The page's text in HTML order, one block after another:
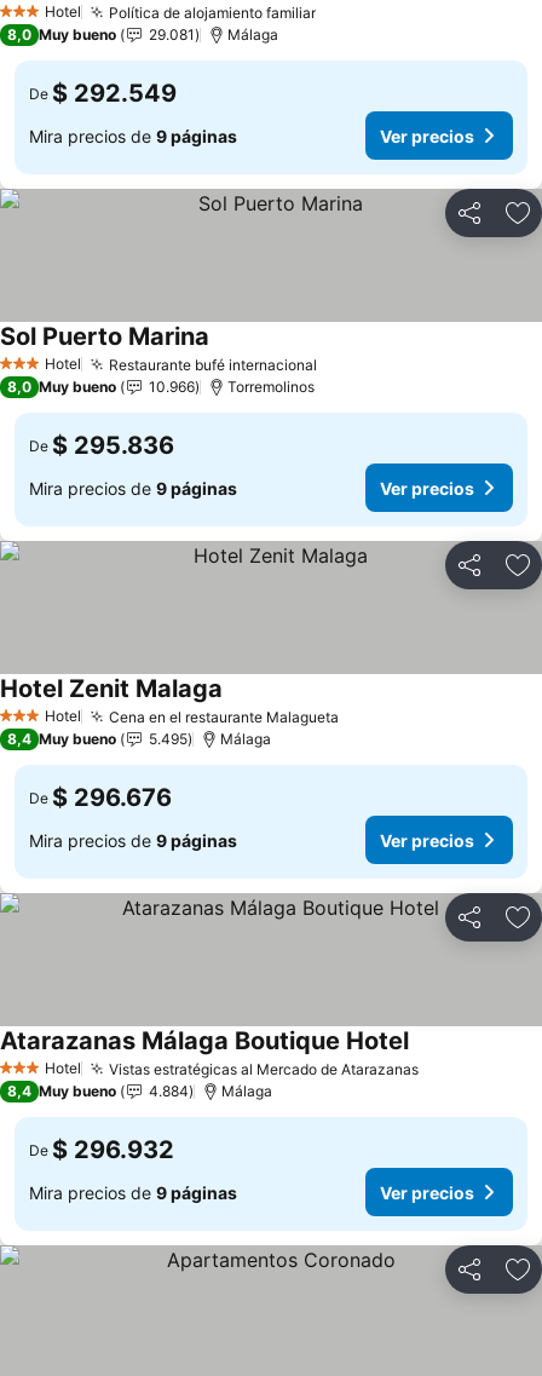
3 Estrellas
Hotel Política de alojamiento familiarVer precios
8,0 Muy bueno 29.081 Málaga
De $ 292.549
Mira precios de 9 páginas Ver precios
Compartir
3 Estrellas
Hotel Restaurante bufé internacional
Sol Puerto Marina
8,0 Muy bueno 10.966 Torremolinos
De $ 295.836
Mira precios de 9 páginas Ver precios
Compartir
3 Estrellas
Hotel Cena en el restaurante Malagueta
Hotel Zenit Malaga
8,4 Muy bueno 5.495 Málaga
De $ 296.676
Mira precios de 9 páginas Ver precios
Compartir
3 Estrellas
Hotel Vistas estratégicas al Mercado de AtarazanasVer precios
Atarazanas Málaga Boutique HotelVer precios
8,4 Muy bueno 4.884 Málaga
De $ 296.932
Mira precios de 9 páginas Ver precios
Compartir